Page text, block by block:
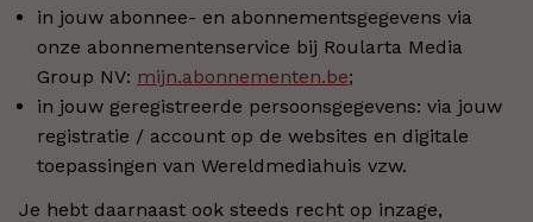
in jouw abonnee- en abonnementsgegevens via
onze abonnementenservice bij Roularta Media
Group NV: mijn.abonnementen.be;
in jouw geregistreerde persoonsgegevens: via jouw
registratie / account op de websites en digitale
toepassingen van Wereldmediahuis vzw.
Je hebt daarnaast ook steeds recht op inzage,